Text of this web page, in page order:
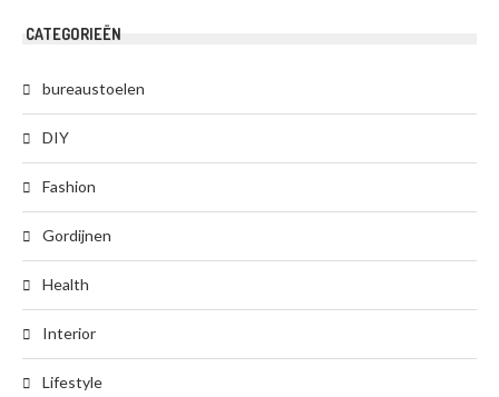
CATEGORIEËN
bureaustoelen
DIY
Fashion
Gordijnen
Health
Interior
Lifestyle